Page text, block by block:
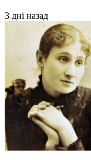
3 дні назад